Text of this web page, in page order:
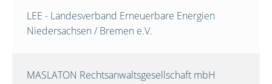
LEE - Landesverband Erneuerbare Energien
Niedersachsen / Bremen e.V.
MASLATON Rechtsanwaltsgesellschaft mbH